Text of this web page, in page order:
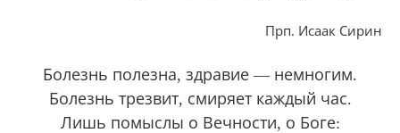
Прп. Исаак Сирин
Болезнь полезна, здравие — немногим.
Болезнь трезвит, смиряет каждый час.
Лишь помыслы о Вечности, о Боге: